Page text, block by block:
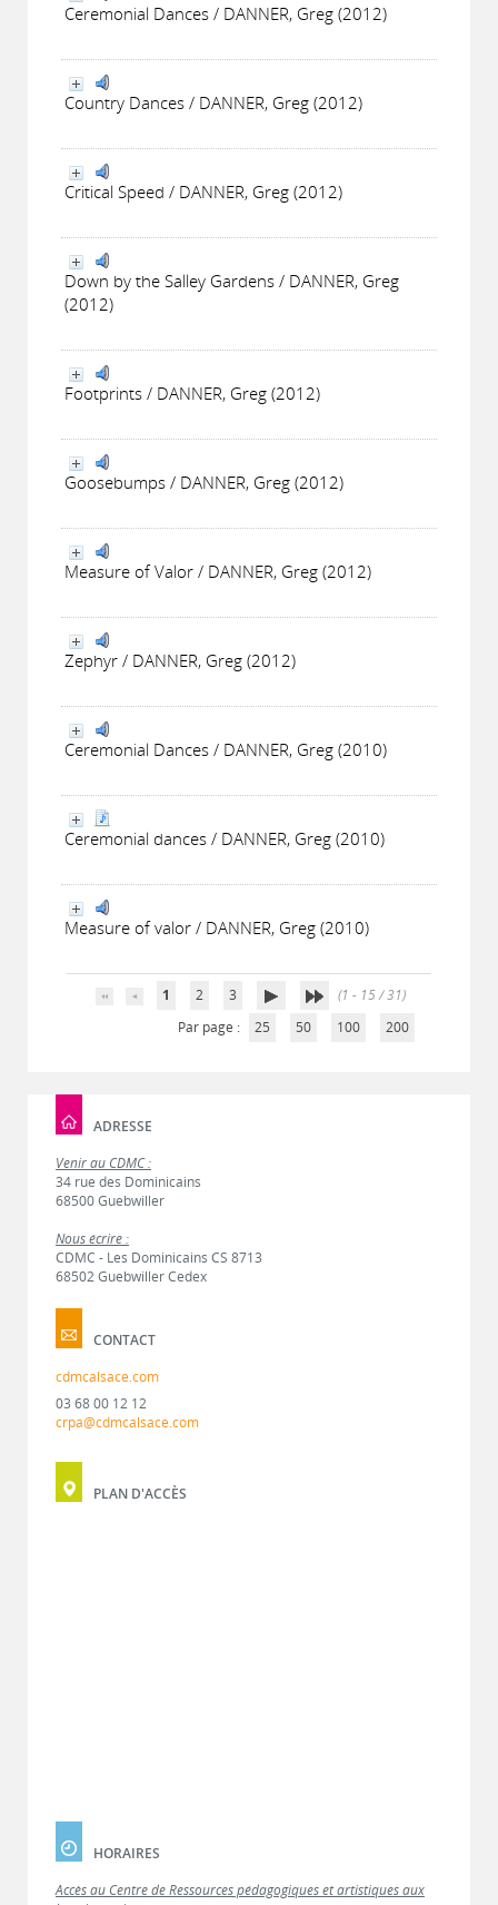
Ceremonial Dances / DANNER, Greg (2012)
Country Dances / DANNER, Greg (2012)
Critical Speed / DANNER, Greg (2012)
Down by the Salley Gardens / DANNER, Greg
(2012)
Footprints / DANNER, Greg (2012)
Goosebumps / DANNER, Greg (2012)
Measure of Valor / DANNER, Greg (2012)
Zephyr / DANNER, Greg (2012)
Ceremonial Dances / DANNER, Greg (2010)
Ceremonial dances / DANNER, Greg (2010)
Measure of valor / DANNER, Greg (2010)
1 2 3
(1 - 15 / 31)
Par page :
25 50 100 200
ADRESSE
Venir au CDMC :
34 rue des Dominicains
68500 Guebwiller
Nous écrire :
CDMC - Les Dominicains CS 8713
68502 Guebwiller Cedex
CONTACT
cdmcalsace.com
03 68 00 12 12
crpa@cdmcalsace.com
PLAN D'ACCÈS
HORAIRES
Accès au Centre de Ressources pédagogiques et artistiques aux